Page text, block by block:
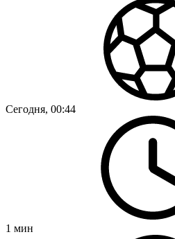
Сегодня, 00:44
1 мин